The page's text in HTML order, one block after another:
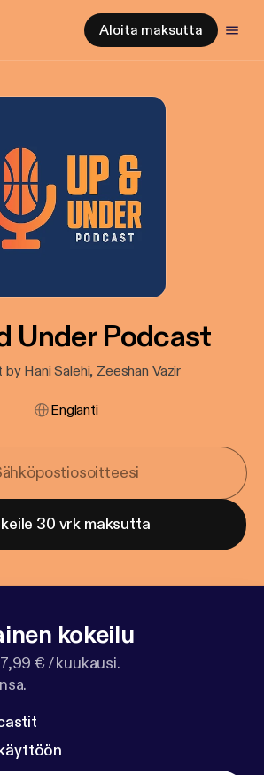
Aloita maksutta
Under Podcast
Hani Salehi, Zeeshan Vazir
Englanti
30 vrk maksutta
kokeilu
€ / kuukausi.